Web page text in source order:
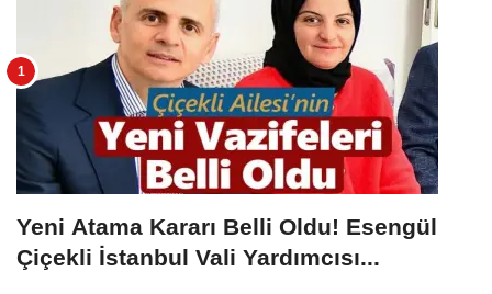
Yeni Atama Kararı Belli Oldu! Esengül
Çiçekli İstanbul Vali Yardımcısı...